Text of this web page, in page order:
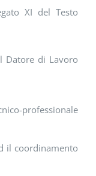
XI del Testo
Datore di Lavoro
professionale
il coordinamento